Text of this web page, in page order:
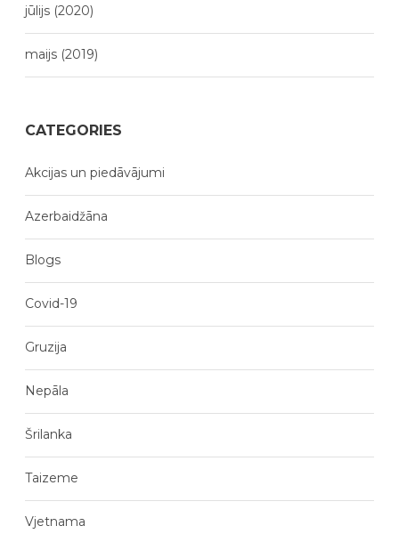
jūlijs (2020)
maijs (2019)
CATEGORIES
Akcijas un piedāvājumi
Azerbaidžāna
Blogs
Covid-19
Gruzija
Nepāla
Šrilanka
Taizeme
Vjetnama